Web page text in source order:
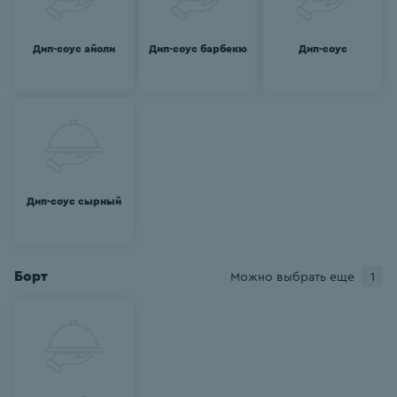
Дип-соус айоли Дип-соус барбекю Дип-соус
Дип-соус сырный
Борт Можно выбрать еще 1